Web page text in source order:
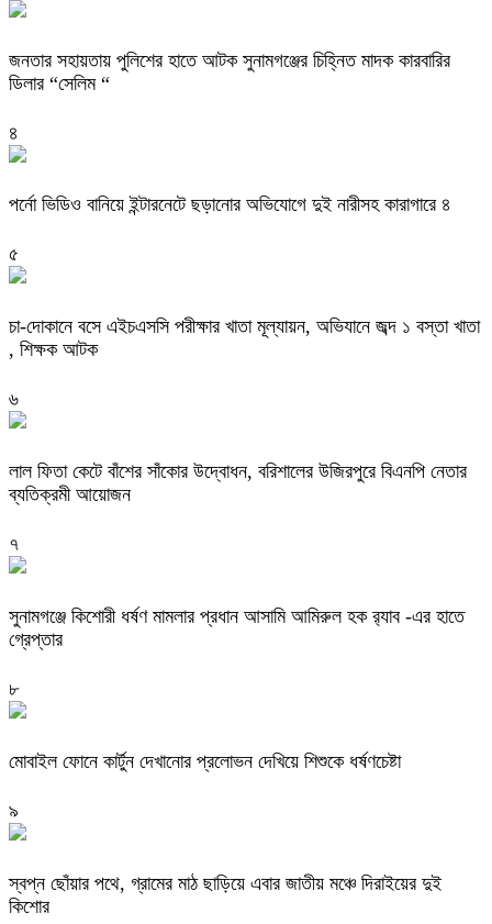
জনতার সহায়তায় পুলিশের হাতে আটক সুনামগঞ্জের চিহ্নিত মাদক কারবারির
ডিলার “সেলিম “
৪
পর্নো ভিডিও বানিয়ে ইন্টারনেটে ছড়ানোর অভিযোগে দুই নারীসহ কারাগারে ৪
৫
চা-দোকানে বসে এইচএসসি পরীক্ষার খাতা মূল্যায়ন, অভিযানে জব্দ ১ বস্তা খাতা
, শিক্ষক আটক
৬
‎লাল ফিতা কেটে বাঁশের সাঁকোর উদ্বোধন, বরিশালের উজিরপুরে বিএনপি নেতার
ব্যতিক্রমী আয়োজন
৭
‎সুনামগঞ্জে কিশোরী ধর্ষণ মামলার প্রধান আসামি আমিরুল হক র‌্যাব -এর হাতে
গ্রেপ্তার
৮
মোবাইল ফোনে কার্টুন দেখানোর প্রলোভন দেখিয়ে শিশুকে ধর্ষণচেষ্টা
৯
স্বপ্ন ছোঁয়ার পথে, গ্রামের মাঠ ছাড়িয়ে এবার জাতীয় মঞ্চে দিরাইয়ের দুই
কিশোর